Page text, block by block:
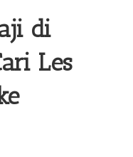
di
Les